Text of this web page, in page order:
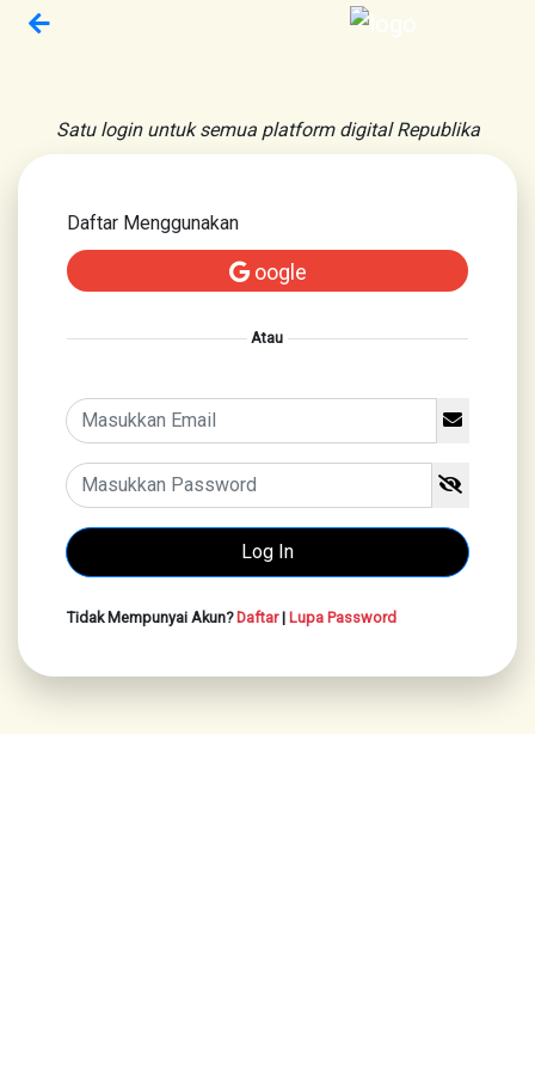
Satu login untuk semua platform digital Republika
Daftar Menggunakan
oogle
Atau
Tidak Mempunyai Akun?Daftar| Lupa Password